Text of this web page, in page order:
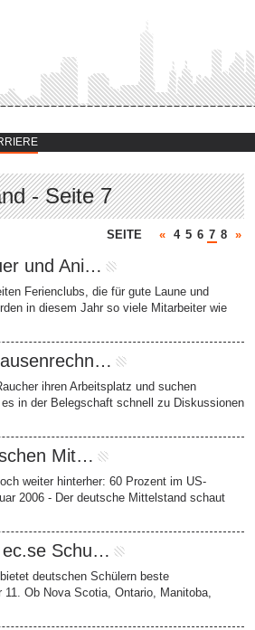
- Seite 7
SEITE « 4 5 6 7 8 »
und Ani…
Ferienclubs, die für gute Laune und
in diesem Jahr so viele Mitarbeiter wie
ihren Arbeitsplatz und suchen
in der Belegschaft schnell zu Diskussionen
Mit…
weiter hinterher: 60 Prozent im US-
2006 - Der deutsche Mittelstand schaut
ec.se Schu…
deutschen Schülern beste
Ob Nova Scotia, Ontario, Manitoba,